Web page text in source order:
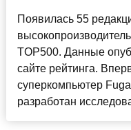
Появилась 55
TOP500. Данные
сайте рейтинга.
суперкомпьютер
разработан